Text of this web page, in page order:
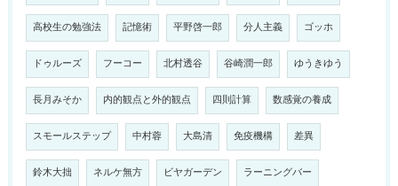
高校生の勉強法 記憶術 平野啓一郎 分人主義 ゴッホ
ドゥルーズ フーコー 北村透谷 谷崎潤一郎 ゆうきゆう
長月みそか 内的観点と外的観点 四則計算 数感覚の養成
スモールステップ 中村蓉 大島清 免疫機構 差異
鈴木大拙 ネルケ無方 ビヤガーデン ラーニングバー